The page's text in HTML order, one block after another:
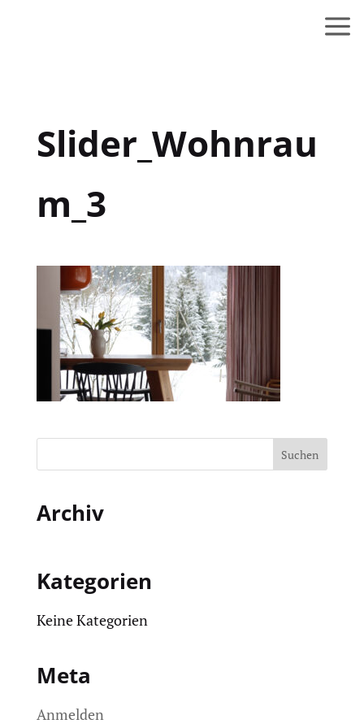
Slider_Wohnrau
m_3
Archiv
Kategorien
Keine Kategorien
Meta
Anmelden